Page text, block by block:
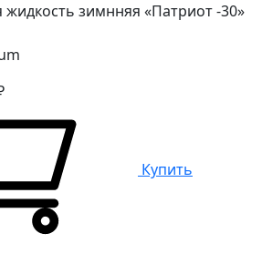
зимнняя «Патриот -30»
Купить